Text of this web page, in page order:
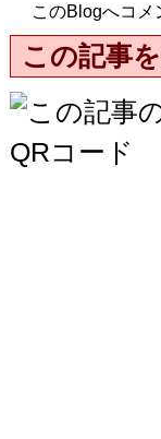
このBlogへコ
この記事